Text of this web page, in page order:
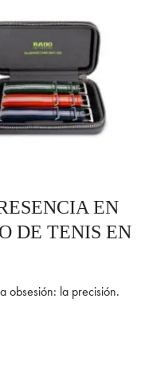
EN
DE TENIS EN
obsesión: la precisión.